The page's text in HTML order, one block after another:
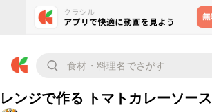
レンジで作る トマトカレーソース